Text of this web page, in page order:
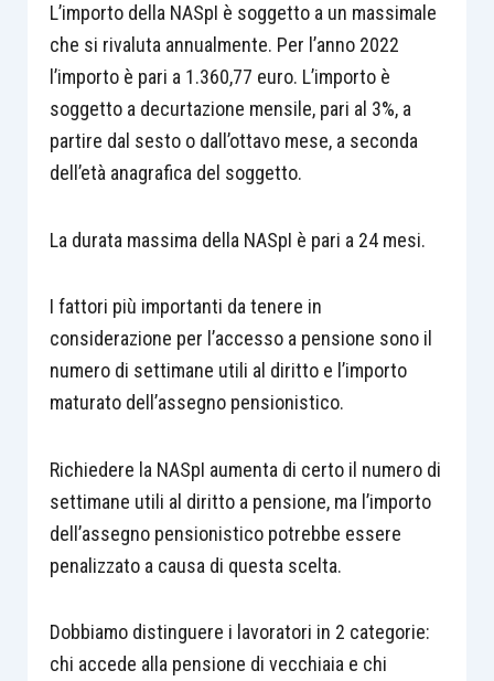
L’importo della NASpI è soggetto a un massimale
che si rivaluta annualmente. Per l’anno 2022
l’importo è pari a 1.360,77 euro. L’importo è
soggetto a decurtazione mensile, pari al 3%, a
partire dal sesto o dall’ottavo mese, a seconda
dell’età anagrafica del soggetto.
La durata massima della NASpI è pari a 24 mesi.
I fattori più importanti da tenere in
considerazione per l’accesso a pensione sono il
numero di settimane utili al diritto e l’importo
maturato dell’assegno pensionistico.
Richiedere la NASpI aumenta di certo il numero di
settimane utili al diritto a pensione, ma l’importo
dell’assegno pensionistico potrebbe essere
penalizzato a causa di questa scelta.
Dobbiamo distinguere i lavoratori in 2 categorie:
chi accede alla pensione di vecchiaia e chi